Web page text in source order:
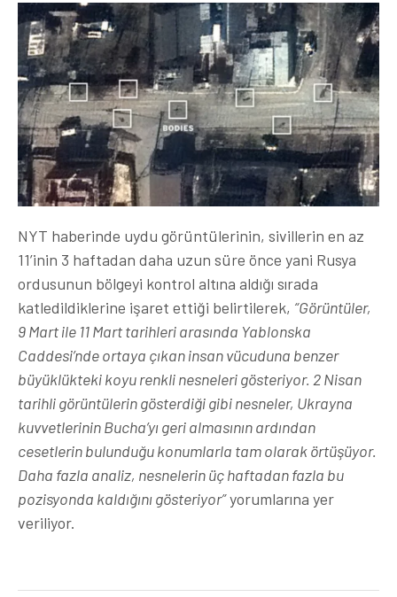
NYT haberinde uydu görüntülerinin, sivillerin en az
11’inin 3 haftadan daha uzun süre önce yani Rusya
ordusunun bölgeyi kontrol altına aldığı sırada
katledildiklerine işaret ettiği belirtilerek, “Görüntüler,
9 Mart ile 11 Mart tarihleri ​​arasında Yablonska
Caddesi’nde ortaya çıkan insan vücuduna benzer
büyüklükteki koyu renkli nesneleri gösteriyor. 2 Nisan
tarihli görüntülerin gösterdiği gibi nesneler, Ukrayna
kuvvetlerinin Bucha’yı geri almasının ardından
cesetlerin bulunduğu konumlarla tam olarak örtüşüyor.
Daha fazla analiz, nesnelerin üç haftadan fazla bu
pozisyonda kaldığını gösteriyor”yorumlarına yer
veriliyor.